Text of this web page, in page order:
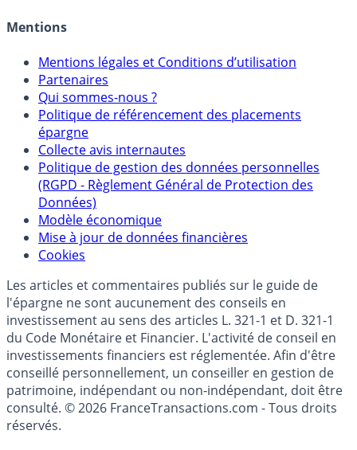
Crédit immobilier
Mentions
Mentions légales et Conditions d’utilisation
Partenaires
Qui sommes-nous ?
Politique de référencement des placements
épargne
Collecte avis internautes
Politique de gestion des données personnelles
(RGPD - Règlement Général de Protection des
Données)
Modèle économique
Cookies
Les articles et commentaires publiés sur le guide de
l'épargne ne sont aucunement des conseils en
investissement au sens des articles L. 321-1 et D. 321-1
du Code Monétaire et Financier. L'activité de conseil en
investissements financiers est réglementée. Afin d'être
conseillé personnellement, un conseiller en gestion de
patrimoine, indépendant ou non-indépendant, doit être